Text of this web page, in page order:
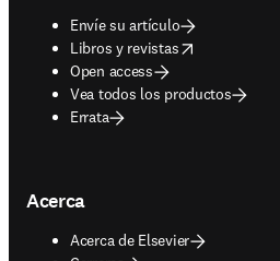
Envíe su artículo
Libros y revistas
opens in new tab/window
Open access
Vea todos los productos
Errata
Acerca
Acerca de Elsevier